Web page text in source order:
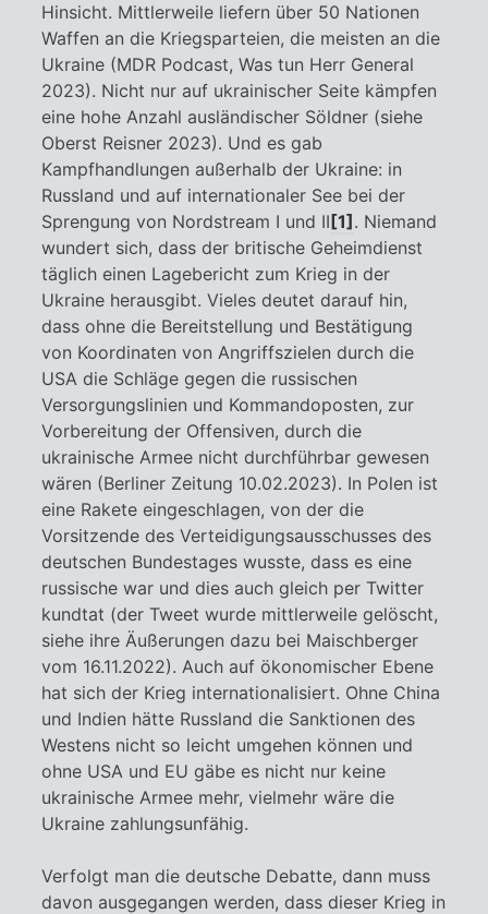
Hinsicht. Mittlerweile liefern über 50 Nationen
Waffen an die Kriegsparteien, die meisten an die
Ukraine (MDR Podcast, Was tun Herr General
2023). Nicht nur auf ukrainischer Seite kämpfen
eine hohe Anzahl ausländischer Söldner (siehe
Oberst Reisner 2023). Und es gab
Kampfhandlungen außerhalb der Ukraine: in
Russland und auf internationaler See bei der
Sprengung von Nordstream I und II [1] . Niemand
wundert sich, dass der britische Geheimdienst
täglich einen Lagebericht zum Krieg in der
Ukraine herausgibt. Vieles deutet darauf hin,
dass ohne die Bereitstellung und Bestätigung
von Koordinaten von Angriffszielen durch die
USA die Schläge gegen die russischen
Versorgungslinien und Kommandoposten, zur
Vorbereitung der Offensiven, durch die
ukrainische Armee nicht durchführbar gewesen
wären (Berliner Zeitung 10.02.2023). In Polen ist
eine Rakete eingeschlagen, von der die
Vorsitzende des Verteidigungsausschusses des
deutschen Bundestages wusste, dass es eine
russische war und dies auch gleich per Twitter
kundtat (der Tweet wurde mittlerweile gelöscht,
siehe ihre Äußerungen dazu bei Maischberger
vom 16.11.2022). Auch auf ökonomischer Ebene
hat sich der Krieg internationalisiert. Ohne China
und Indien hätte Russland die Sanktionen des
Westens nicht so leicht umgehen können und
ohne USA und EU gäbe es nicht nur keine
ukrainische Armee mehr, vielmehr wäre die
Ukraine zahlungsunfähig.
Verfolgt man die deutsche Debatte, dann muss
davon ausgegangen werden, dass dieser Krieg in